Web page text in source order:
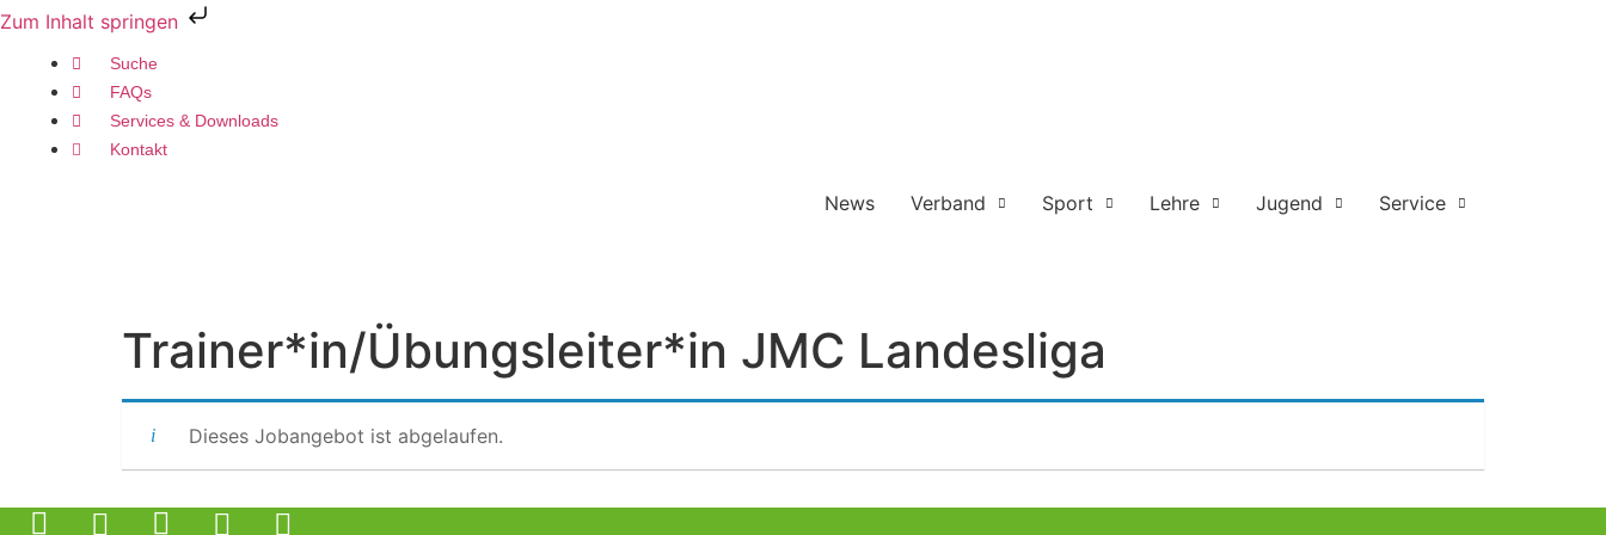
Zum Inhalt springen
Suche
FAQs
Services & Downloads
Kontakt
News Verband Sport Lehre Jugend Service
Trainer*in/Übungsleiter*in JMC Landesliga
Dieses Jobangebot ist abgelaufen.